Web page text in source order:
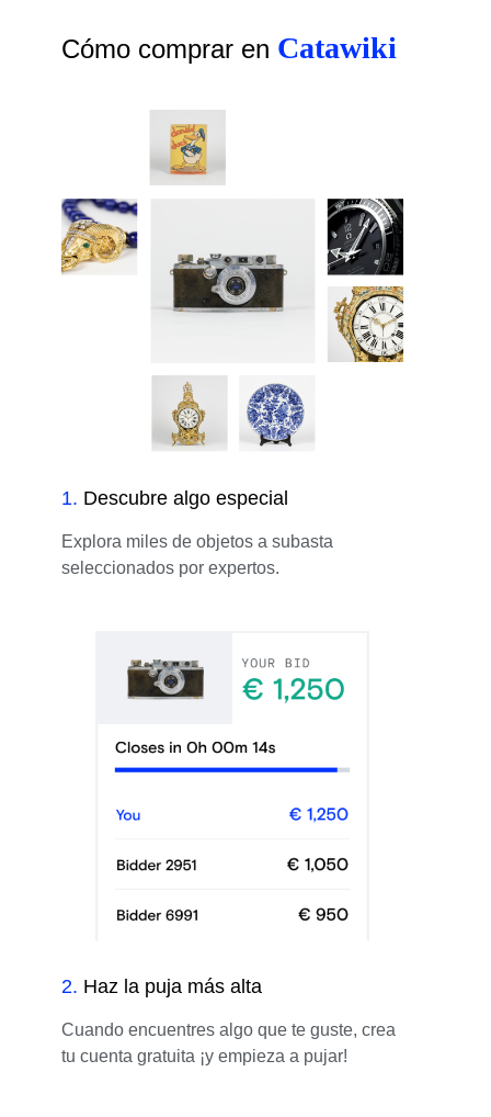
Cómo comprar en Catawiki
1. Descubre algo especial
Explora miles de objetos a subasta
seleccionados por expertos.
2. Haz la puja más alta
Cuando encuentres algo que te guste, crea
tu cuenta gratuita ¡y empieza a pujar!